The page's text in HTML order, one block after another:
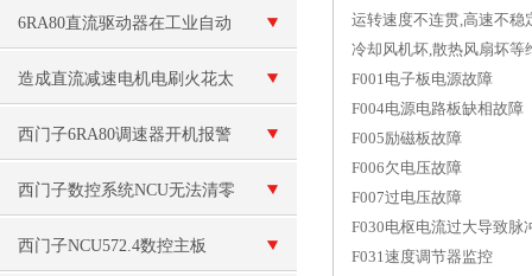
维修控制柜坏
6RA80直流驱动器在工业自动
化领域的应用与价值
造成直流减速电机电刷火花太
大的原因有哪些呢？
西门子6RA80调速器开机报警
F60092故障原因分析
西门子数控系统NCU无法清零
维修
西门子NCU572.4数控主板
运转速度不连贯,高速不稳
冷却风机坏,散热风扇坏
F001电子板电源故障
F004电源电路板缺相故障
F005励磁板故障
F006欠电压故障
F007过电压故障
F030电枢电流过大导致脉
F031速度调节器监控